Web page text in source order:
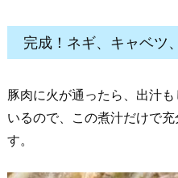
完成！ネギ、キャベツ
豚肉に火が通ったら、出汁
いるので、この煮汁だけで
す。